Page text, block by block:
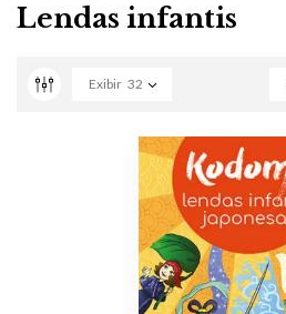
Lendas infantis
Exibir 32